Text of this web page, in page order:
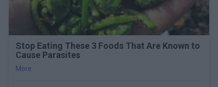
Stop Eating These 3 Foods That Are Known to
Cause Parasites
More